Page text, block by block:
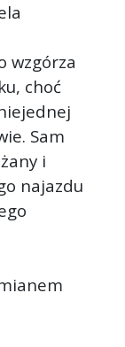
wzgórza
choć
Sam
i
najazdu